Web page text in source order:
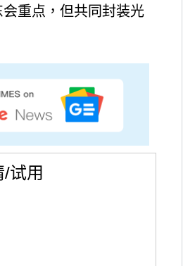
重点，但共同封装光
试用